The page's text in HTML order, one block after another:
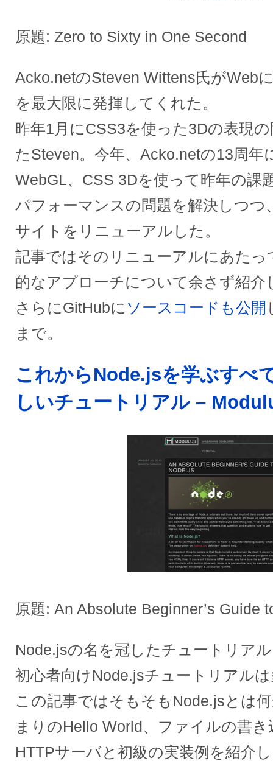
原題: Zero to Sixty in One Second
Acko.netのSteven Wittens氏がWeb
を最大限に発揮してくれた。
昨年1月にCSS3を使った3Dの表現
たSteven。今年、Acko.netの13周年
WebGL、CSS 3Dを使って昨年の課
パフォーマンスの問題を解決しつつ
サイトをリニューアルした。
記事ではそのリニューアルにあたっ
的なアプローチについて余さず紹介
さらにGitHubに ソースコードも公開
まで。
これからNode.jsを学ぶすべ
しいチュートリアル –
原題: An Absolute Beginner’s Guide
Node.jsの名を冠したチュートリア
初心者向けNode.jsチュートリアル
この記事ではそもそもNode.jsとは
まりのHello World、ファイルの書
HTTPサーバと初級の実装例を紹介